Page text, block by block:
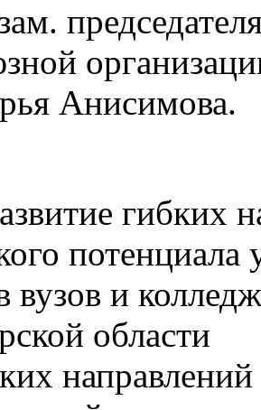
Анисимова.
гибких
потенциала
вузов и
области